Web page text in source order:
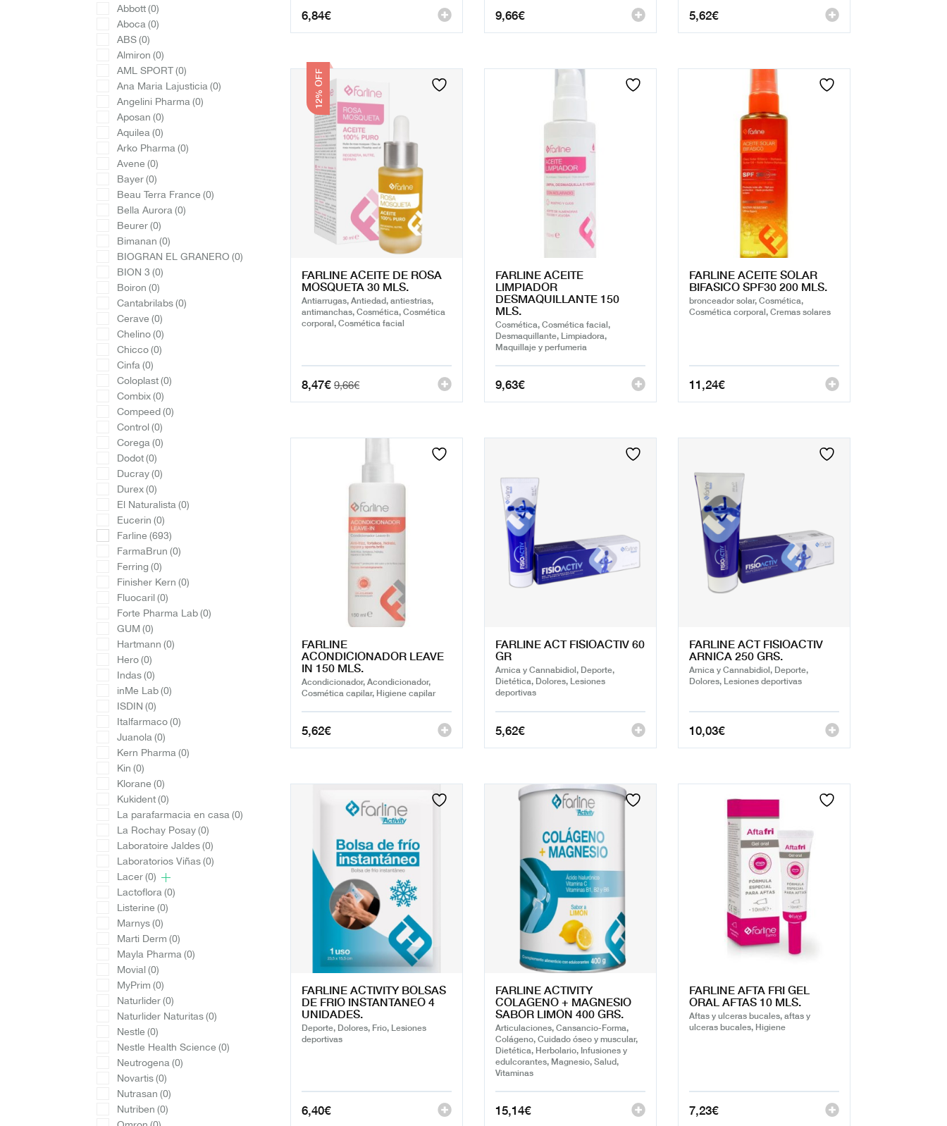
Abbott(0)
Aboca(0)
ABS(0)
Almiron(0)
AML SPORT(0)
Ana Maria Lajusticia(0)
Angelini Pharma(0)
Aposan(0)
Aquilea(0)
Arko Pharma(0)
Avene(0)
Bayer(0)
Beau Terra France(0)
Bella Aurora(0)
Beurer(0)
Bimanan(0)
BIOGRAN EL GRANERO(0)
BION 3(0)
Boiron(0)
Cantabrilabs(0)
Cerave(0)
Chelino(0)
Chicco(0)
Cinfa(0)
Coloplast(0)
Combix(0)
Compeed(0)
Control(0)
Corega(0)
Dodot(0)
Ducray(0)
Durex(0)
El Naturalista(0)
Eucerin(0)
Farline(693)
FarmaBrun(0)
Ferring(0)
Finisher Kern(0)
Fluocaril(0)
Forte Pharma Lab(0)
GUM(0)
Hartmann(0)
Hero(0)
Indas(0)
inMe Lab(0)
ISDIN(0)
Italfarmaco(0)
Juanola(0)
Kern Pharma(0)
Kin(0)
Klorane(0)
Kukident(0)
La parafarmacia en casa(0)
La Rochay Posay(0)
Laboratoire Jaldes(0)
Laboratorios Viñas(0)
Lacer(0)
Lactoflora(0)
Listerine(0)
Marnys(0)
Marti Derm(0)
Mayla Pharma(0)
Movial(0)
MyPrim(0)
Naturlider(0)
Naturlider Naturitas(0)
Nestle(0)
Nestle Health Science(0)
Neutrogena(0)
Novartis(0)
Nutrasan(0)
Nutriben(0)
6,84€ 9,66€ 5,62€
12% OFF
FARLINE ACEITE DE ROSA
MOSQUETA 30 MLS.
Antiarrugas, Antiedad, antiestrias,
antimanchas, Cosmética, Cosmética
corporal, Cosmética facial
9,66€
8,47€
FARLINE ACEITE
LIMPIADOR
DESMAQUILLANTE 150
MLS.
Cosmética, Cosmética facial,
Desmaquillante, Limpiadora,
Maquillaje y perfumeria
9,63€
FARLINE ACEITE SOLAR
BIFASICO SPF30 200 MLS.
bronceador solar, Cosmética,
Cosmética corporal, Cremas solares
11,24€
FARLINE
ACONDICIONADOR LEAVE
IN 150 MLS.
Acondicionador, Acondicionador,
Cosmética capilar, Higiene capilar
5,62€
FARLINE ACT FISIOACTIV 60
GR
Arnica y Cannabidiol, Deporte,
Dietética, Dolores, Lesiones
deportivas
5,62€
FARLINE ACT FISIOACTIV
ARNICA 250 GRS.
Arnica y Cannabidiol, Deporte,
Dolores, Lesiones deportivas
10,03€
FARLINE ACTIVITY BOLSAS
DE FRIO INSTANTANEO 4
UNIDADES.
Deporte, Dolores, Frio, Lesiones
deportivas
6,40€
FARLINE ACTIVITY
COLAGENO + MAGNESIO
SABOR LIMON 400 GRS.
Articulaciones, Cansancio-Forma,
Colágeno, Cuidado óseo y muscular,
Dietética, Herbolario, Infusiones y
edulcorantes, Magnesio, Salud,
Vitaminas
15,14€
FARLINE AFTA FRI GEL
ORAL AFTAS 10 MLS.
Aftas y ulceras bucales, aftas y
ulceras bucales, Higiene
7,23€